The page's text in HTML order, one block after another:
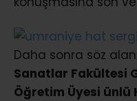
Daha sonra söz alan
Sanatlar Fakültesi
Öğretim Üyesi ünlü